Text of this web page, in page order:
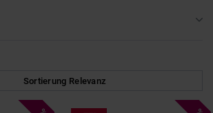
(11)
Sortierung Relevanz